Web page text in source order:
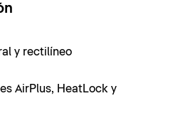
y rectilíneo
AirPlus, HeatLock y